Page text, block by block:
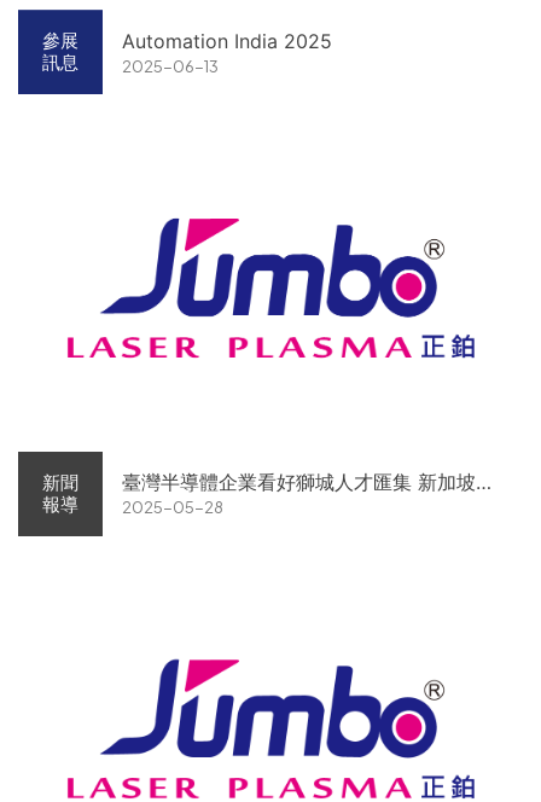
參展
訊息
Automation India 2025
2025-06-13
新聞
報導
臺灣半導體企業看好獅城人才匯集 新加坡或
成產業重鎮
2025-05-28